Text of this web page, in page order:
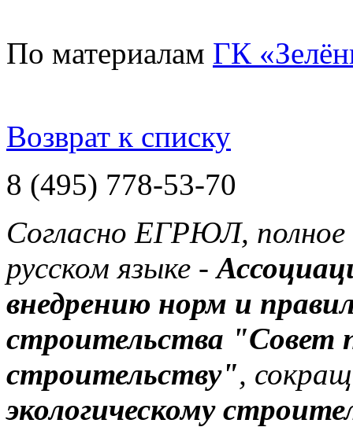
По материалам ГК
Возврат к списку
8 (495) 778-53-70
Согласно ЕГРЮЛ, полное
русском языке -
внедрению норм и правил
строительства "Совет
строительству",
экологическому